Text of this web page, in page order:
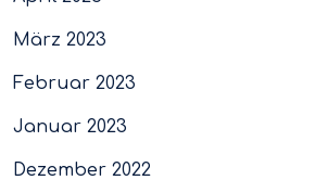
März 2023
Februar 2023
Januar 2023
Dezember 2022